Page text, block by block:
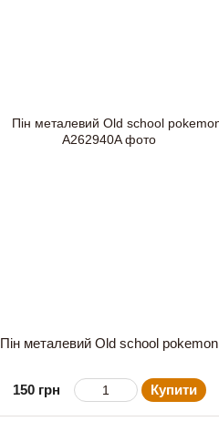
Пін металевий Old school pokemon
150 грн Купити